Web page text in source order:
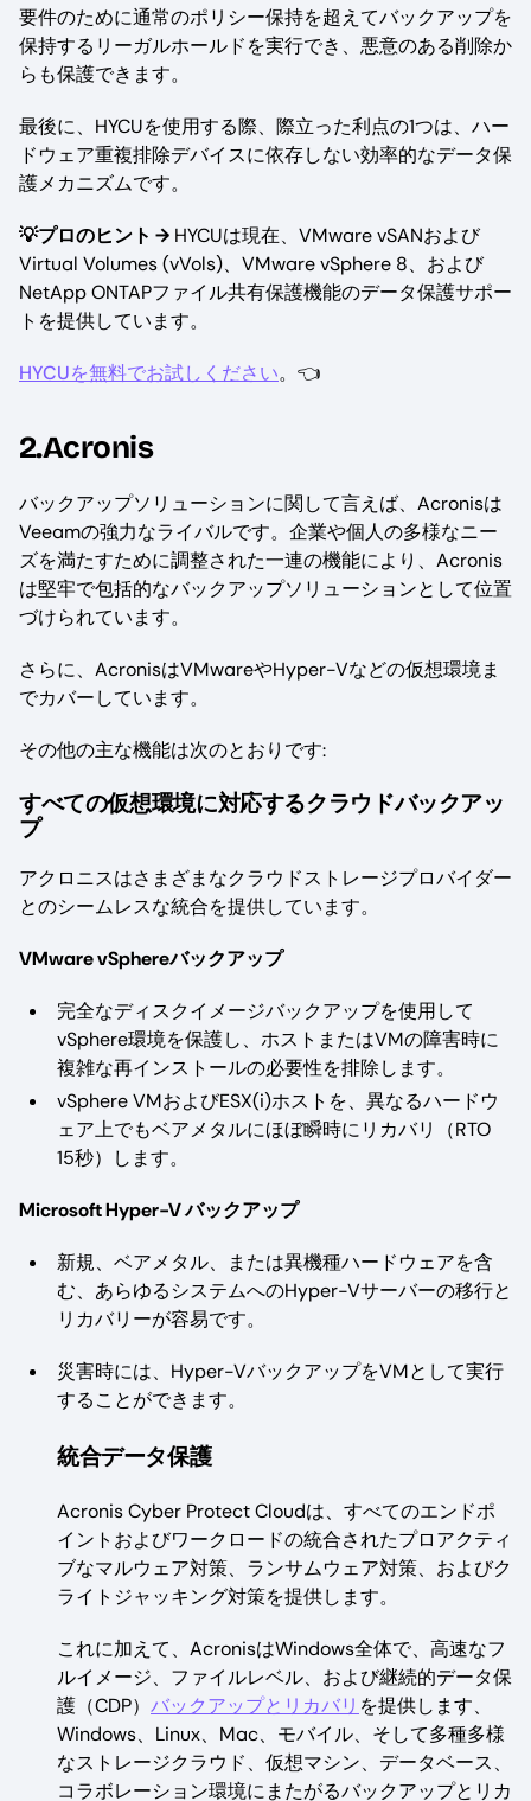
要件のために通常のポリシー保持を超えてバックアップを
保持するリーガルホールドを実行でき、悪意のある削除か
らも保護できます。
最後に、HYCUを使用する際、際立った利点の1つは、ハー
ドウェア重複排除デバイスに依存しない効率的なデータ保
護メカニズムです。
💡プロのヒント → HYCUは現在、VMware vSANおよび
Virtual Volumes (vVols)、VMware vSphere 8、および
NetApp ONTAPファイル共有保護機能のデータ保護サポー
トを提供しています。
HYCUを無料でお試しください。👈
2.Acronis
バックアップソリューションに関して言えば、Acronisは
Veeamの強力なライバルです。企業や個人の多様なニー
ズを満たすために調整された一連の機能により、Acronis
は堅牢で包括的なバックアップソリューションとして位置
づけられています。
さらに、AcronisはVMwareやHyper-Vなどの仮想環境ま
でカバーしています。
その他の主な機能は次のとおりです:
すべての仮想環境に対応するクラウドバックアッ
プ
アクロニスはさまざまなクラウドストレージプロバイダー
とのシームレスな統合を提供しています。
VMware vSphereバックアップ
完全なディスクイメージバックアップを使用して
vSphere環境を保護し、ホストまたはVMの障害時に
複雑な再インストールの必要性を排除します。
vSphere VMおよびESX(i)ホストを、異なるハードウ
ェア上でもベアメタルにほぼ瞬時にリカバリ（RTO
15秒）します。
Microsoft Hyper-V バックアップ
新規、ベアメタル、または異機種ハードウェアを含
む、あらゆるシステムへのHyper-Vサーバーの移行と
リカバリーが容易です。
災害時には、Hyper-VバックアップをVMとして実行
することができます。
統合データ保護
Acronis Cyber Protect Cloudは、すべてのエンドポ
イントおよびワークロードの統合されたプロアクティ
ブなマルウェア対策、ランサムウェア対策、およびク
ライトジャッキング対策を提供します。
これに加えて、AcronisはWindows全体で、高速なフ
ルイメージ、ファイルレベル、および継続的データ保
護（CDP） バックアップとリカバリ を提供します、
Windows、Linux、Mac、モバイル、そして多種多様
なストレージクラウド、仮想マシン、データベース、
コラボレーション環境にまたがるバックアップとリカ